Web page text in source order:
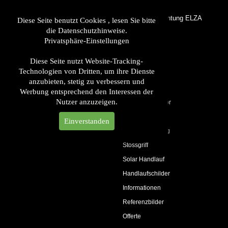
LED Handlaufbeleuchtung ELZA
LED Handlauf
Produkte
LED Leuchten
Handlaufträger
Handlaufzubehör
Glasbeleuchtung
Stossgriff
Solar Handlauf
Handlaufschilder
Informationen
Referenzbilder
Offerte
Diese Seite benutzt Cookies , lesen Sie bitte
die Datenschutzhinweise.
Privatsphäre-Einstellungen
Diese Seite nutzt Website-Tracking-
Technologien von Dritten, um ihre Dienste
anzubieten, stetig zu verbessern und
Werbung entsprechend den Interessen der
Nutzer anzuzeigen.
Einverstanden